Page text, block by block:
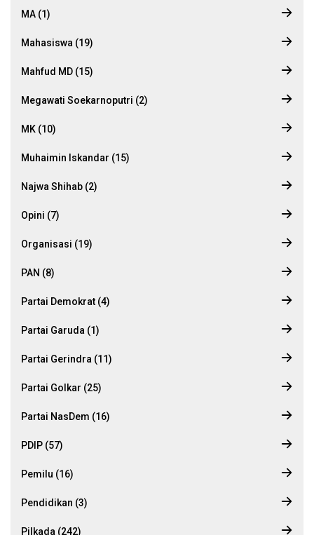
MA (1)
Mahasiswa (19)
Mahfud MD (15)
Megawati Soekarnoputri (2)
MK (10)
Muhaimin Iskandar (15)
Najwa Shihab (2)
Opini (7)
Organisasi (19)
PAN (8)
Partai Demokrat (4)
Partai Garuda (1)
Partai Gerindra (11)
Partai Golkar (25)
Partai NasDem (16)
PDIP (57)
Pemilu (16)
Pendidikan (3)
Pilkada (242)